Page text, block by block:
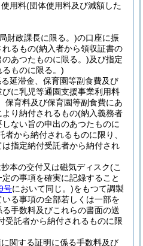
用料(団体使用料及び減額した
財政課長に限る。)の口座に振
れるもの(納入者から領収証書の
あつたものに限る。)及び指定
ものに限る。)
延滞金、保育園等副食費及び
に乳児等通園支援事業利用料
保育料及び保育園等副食費にあ
り納付されるもの(納入義務者
ない旨の申出のあつたものに
者から納付されるものに限り、
指定納付受託者から納付され
本の交付又は磁気ディスク(こ
の事項を確実に記録すること
号において同じ。)をもつて調製
る事項の全部若しくは一部を
手数料及びこれらの書面の送
受託者から納付されるものに限
関する証明に係る手数料及び